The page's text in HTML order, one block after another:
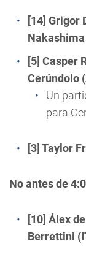
[14] Grigor
Nakashima
[5] Casper
Cerúndolo
Un
para
[3] Taylor
No antes de
[10] Álex
Berrettini